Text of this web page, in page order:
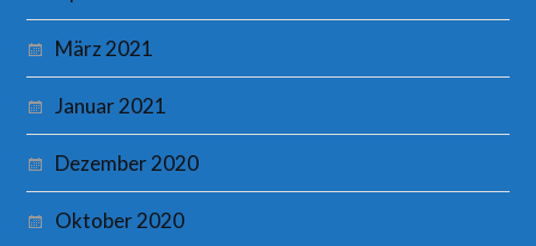
März 2021
Januar 2021
Dezember 2020
Oktober 2020